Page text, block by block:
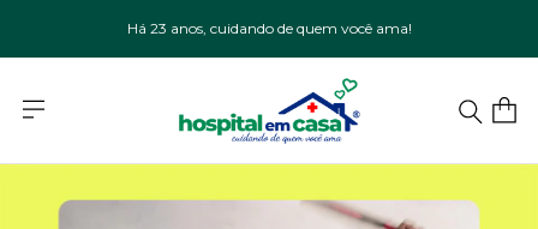
Há 23 anos, cuidando de quem você ama!